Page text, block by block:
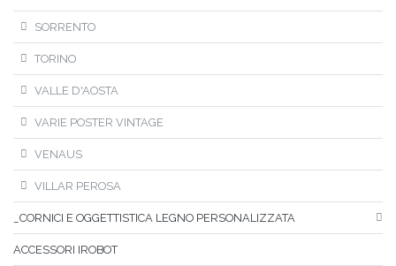
SORRENTO
TORINO
VALLE D'AOSTA
VARIE POSTER VINTAGE
VENAUS
VILLAR PEROSA
_CORNICI E OGGETTISTICA LEGNO PERSONALIZZATA
ACCESSORI IROBOT